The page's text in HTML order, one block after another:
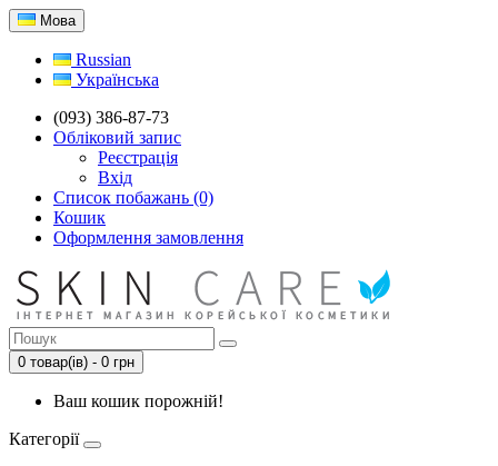
Мова
Russian
Українська
(093) 386-87-73
Обліковий запис
Реєстрація
Вхід
Список побажань (0)
Кошик
Оформлення замовлення
0 товар(ів) - 0 грн
Ваш кошик порожній!
Категорії